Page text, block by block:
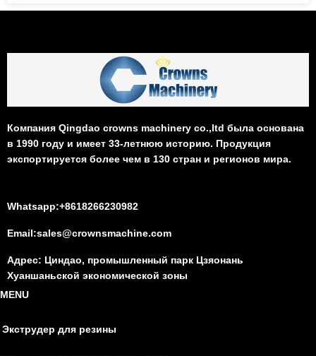
Компания Qingdao crowns machinery co.,ltd была основана
в 1990 году и имеет 33-летнюю историю. Продукция
экспортируется более чем в 130 стран и регионов мира.
Whatsapp:+8618266230982
Email:sales@crownsmachine.com
Адрес: Циндао, промышленный парк Цзяонань
Хуаншаньской экономической зоны
MENU
Экструдер для резины